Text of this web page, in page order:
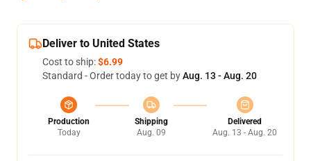
Deliver to United States
Cost to ship:$6.99
Standard - Order today to get byAug. 13 - Aug. 20
Production
Today
Shipping
Aug. 09
Delivered
Aug. 13 - Aug. 20